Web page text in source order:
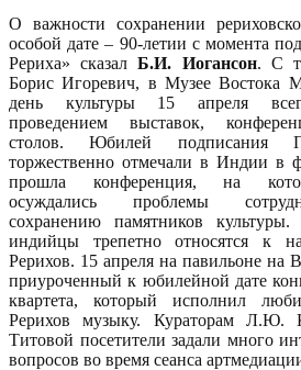
О важности сохранении
особой дате – 90-летии с момента
Рериха» сказалБ.И. Иогансон. С
Борис Игоревич, в Музее Востока
день культуры 15 апреля
проведением выставок,
столов. Юбилей подписания
торжественно отмечали в Индии в
прошла конференция, на
осуждались проблемы
сохранению памятников культуры.
индийцы трепетно относятся к
Рерихов. 15 апреля на павильоне на
приуроченный к юбилейной дате
квартета, который исполнил
Рерихов музыку. Кураторам
Титовой посетители задали много
вопросов во время сеанса